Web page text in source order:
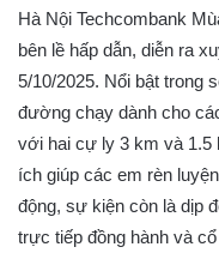
Hà Nội Techcombank
bên lề hấp dẫn, diễn ra
5/10/2025. Nổi bật trong
đường chạy dành cho
với hai cự ly 3 km và 1.5
ích giúp các em rèn
động, sự kiện còn là dịp
trực tiếp đồng hành và